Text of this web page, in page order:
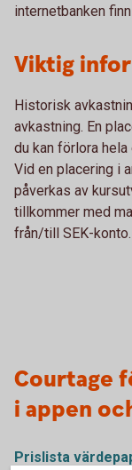
internetbanken
Viktig
Historisk
avkastning. En
du kan förlora
Vid en placering i
påverkas av
tillkommer med
från/till SEK-konto.
Courtage
i appen
Prislista